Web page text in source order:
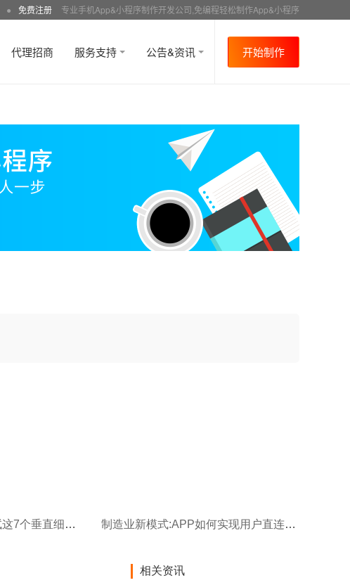
● 免费注册 专业手机App&小程序制作开发公司,免编程轻松制作App&小程序
代理招商 服务支持 公告&资讯 开始制作
APP用户增长停滞,试试这7个垂直细分领域! 制造业新模式:APP如何实现用户直连制造C2M?
相关资讯